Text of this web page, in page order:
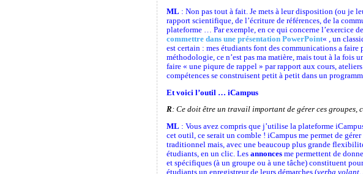
ML : Non pas tout à fait. Je mets à leur disposition (ou je
rapport scientifique, de l’écriture de références, de la
plateforme … Par exemple, en ce qui concerne l’exercice
commettre dans une présentation PowerPoint« , un
est certain : mes étudiants font des communications a
méthodologie, ce n’est pas ma matière, mais tout à la fois
faire « une piqure de rappel » par rapport aux cours,
compétences se construisent petit à petit dans un
Et voici l’outil … iCampus
R: Ce doit être un travail important de gérer ces groupes,
ML : Vous avez compris que j’utilise la plateforme
cet outil, ce serait un comble ! iCampus me permet de
traditionnel mais, avec une beaucoup plus grande
étudiants, en un clic. Les annoncesme permettent de
et spécifiques (à un groupe ou à une tâche) constituent